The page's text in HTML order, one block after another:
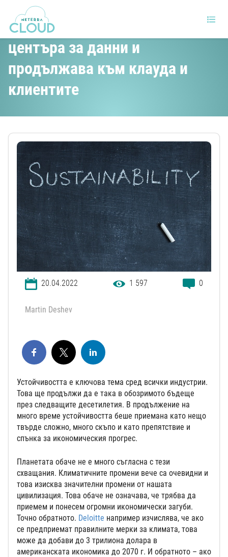
Устойчивостта започва от
центъра за данни и
продължава към клауда и
клиентите
20.04.2022 1 597 0
Martin Deshev
Устойчивостта е ключова тема сред всички индустрии.
Това ще продължи да е така в обозримото бъдеще
през следващите десетилетия. В продължение на
много време устойчивостта беше приемана като нещо
твърде сложно, много скъпо и като препятствие и
спънка за икономическия прогрес.
Планетата обаче не е много съгласна с тези
схващания. Климатичните промени вече са очевидни и
това изисква значителни промени от нашата
цивилизация. Това обаче не означава, че трябва да
приемем и понесем огромни икономически загуби.
Точно обратното. Deloitte например изчислява, че ако
се предприемат правилните мерки за климата, това
може да добави до 3 трилиона долара в
американската икономика до 2070 г. И обратното – ако